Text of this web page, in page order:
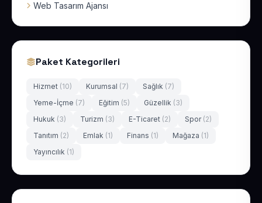
Web Tasarım Ajansı
Paket Kategorileri
Hizmet (10) Kurumsal (7) Sağlık (7)
Yeme-İçme (7) Eğitim (5) Güzellik (3)
Hukuk (3) Turizm (3) E-Ticaret (2) Spor (2)
Tanıtım (2) Emlak (1) Finans (1) Mağaza (1)
Yayıncılık (1)